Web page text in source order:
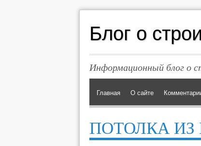
Блог о
Информационный блог о
Главная О сайте
ПОТОЛКА